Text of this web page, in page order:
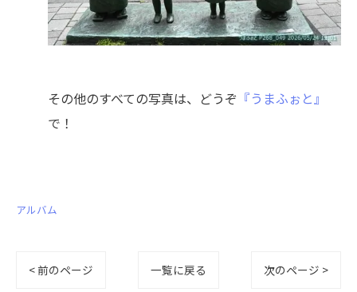
その他のすべての写真は、どうぞ 『うまふぉと』
で！
アルバム
< 前のページ 一覧に戻る 次のページ >